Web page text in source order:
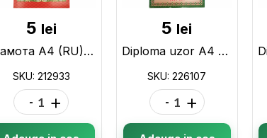
5 lei
Грамота A4 (RU) 212933
SKU: 212933
- +
5 lei
Diploma uzor A4 226107
SKU: 226107
- +